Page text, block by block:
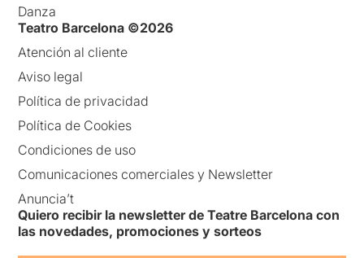
Danza
Teatro Barcelona ©2026
Atención al cliente
Aviso legal
Política de privacidad
Política de Cookies
Condiciones de uso
Comunicaciones comerciales y Newsletter
Anuncia’t
Quiero recibir la newsletter de Teatre Barcelona con
las novedades, promociones y sorteos